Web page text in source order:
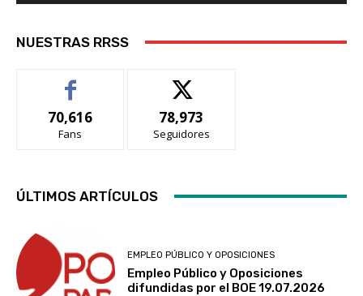
NUESTRAS RRSS
70,616
Fans
78,973
Seguidores
ÚLTIMOS ARTÍCULOS
EMPLEO PÚBLICO Y OPOSICIONES
Empleo Público y Oposiciones
difundidas por el BOE 19.07.2026